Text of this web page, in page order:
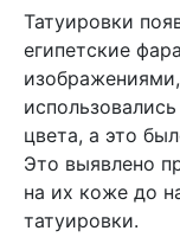
Татуировки
египетские
цвета, а это
Это выявлено
на их коже до
татуировки.